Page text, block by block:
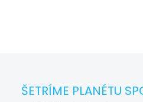
ŠETRÍME PLANÉTU